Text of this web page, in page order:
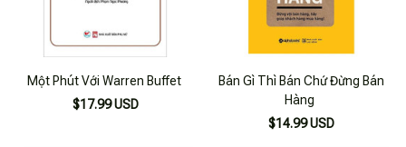
Một Phút Với Warren Buffet
$17.99 USD
Bán Gì Thì Bán Chứ Đừng Bán
Hàng
$14.99 USD